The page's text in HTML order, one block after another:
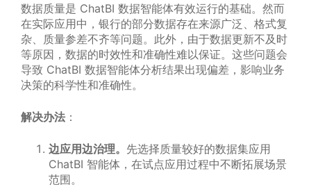
数据质量是 ChatBI 数据智能体有效运行的基础。然而
在实际应用中，银行的部分数据存在来源广泛、格式复
杂、质量参差不齐等问题。此外，由于数据更新不及时
等原因，数据的时效性和准确性难以保证。这些问题会
导致 ChatBI 数据智能体分析结果出现偏差，影响业务
决策的科学性和准确性。
解决办法 ：
边应用边治理。 先选择质量较好的数据集应用
ChatBI 智能体，在试点应用过程中不断拓展场景
范围。